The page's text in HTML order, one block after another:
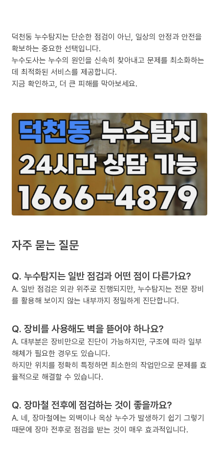
덕천동 누수탐지는 단순한 점검이 아닌, 일상의 안정과 안전을
확보하는 중요한 선택입니다.
누수도사는 누수의 원인을 신속히 찾아내고 문제를 최소화하는
데 최적화된 서비스를 제공합니다.
지금 확인하고, 더 큰 피해를 막아보세요.
자주 묻는 질문
Q. 누수탐지는 일반 점검과 어떤 점이 다른가요?
A. 일반 점검은 외관 위주로 진행되지만, 누수탐지는 전문 장비
를 활용해 보이지 않는 내부까지 정밀하게 진단합니다.
Q. 장비를 사용해도 벽을 뜯어야 하나요?
A. 대부분은 장비만으로 진단이 가능하지만, 구조에 따라 일부
해체가 필요한 경우도 있습니다.
하지만 위치를 정확히 특정하면 최소한의 작업만으로 문제를 효
율적으로 해결할 수 있습니다.
Q. 장마철 전후에 점검하는 것이 좋을까요?
A. 네, 장마철에는 외벽이나 옥상 누수가 발생하기 쉽기 그렇기
때문에 장마 전후로 점검을 받는 것이 매우 효과적입니다.